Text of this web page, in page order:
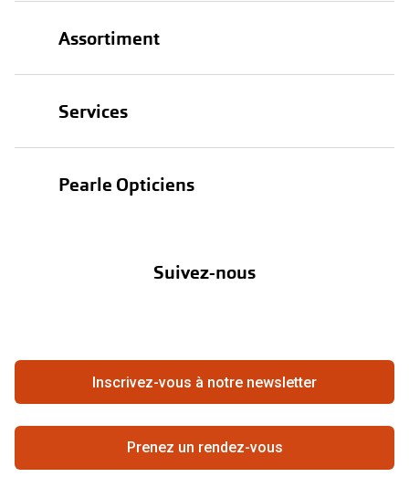
Assortiment
Services
Boutique en ligne
Se rétracter du contrat ici
Pearle Opticiens
Suivez-nous
Inscrivez-vous à notre newsletter
Prenez un rendez-vous